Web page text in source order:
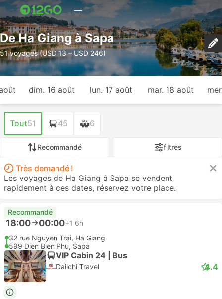
De Ha Giang à Sapa
51 voyages (USD 13 – USD 246)
dim. 16 août lun. 17 août mar. 18 août
Tout51 45 6
Recommandé filtres
Très demandé !
Les voyages de Ha Giang à Sapa se vendent
rapidement à ces dates, réservez votre place.
Recommandé
18:00 00:00+1 6h
32 rue Nguyen Trai, Ha Giang
599 Dien Bien Phu, Sapa
VIP Cabin 24 | Bus
Daiichi Travel 4.4